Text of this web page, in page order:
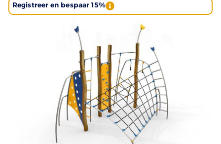
Registreer en bespaar 15%